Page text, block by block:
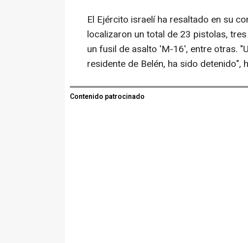
El Ejército israelí ha resaltado en su
localizaron un total de 23 pistolas,
un fusil de asalto 'M-16', entre otras.
residente de Belén, ha sido detenido",
Contenido patrocinado